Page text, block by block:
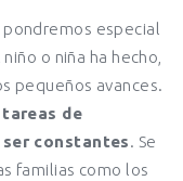
especial
o niña ha hecho,
pequeños avances.
tareas de
constantes. Se
familias como los